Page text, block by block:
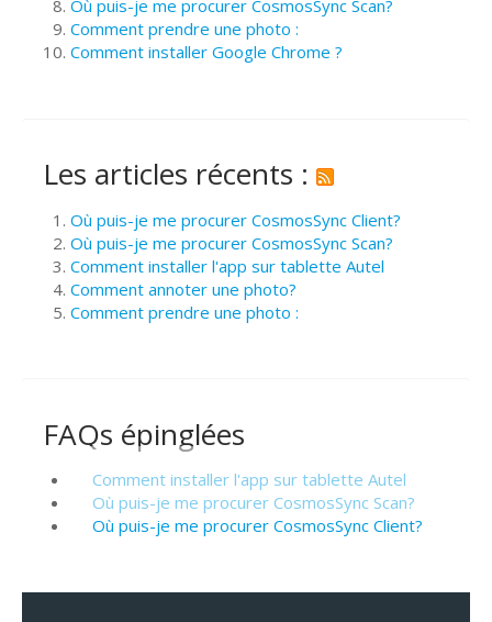
Où puis-je me procurer CosmosSync Scan?
Comment prendre une photo :
Comment installer Google Chrome ?
Les articles récents :
Où puis-je me procurer CosmosSync Client?
Où puis-je me procurer CosmosSync Scan?
Comment installer l'app sur tablette Autel
Comment annoter une photo?
Comment prendre une photo :
FAQs épinglées
Comment installer l'app sur tablette Autel
Où puis-je me procurer CosmosSync Scan?
Où puis-je me procurer CosmosSync Client?